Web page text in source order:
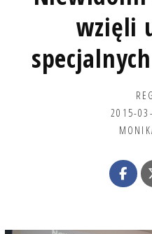
wzięli
2015-